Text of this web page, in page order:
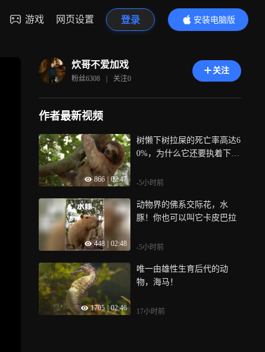
游戏 网页设置 登录
安装电脑版
内容更精彩
炊哥不爱加戏
粉丝6308 | 关注0
关注
作者最新视频
866 02:47
树懒下树拉屎的死亡率高达6
0%，为什么它还要执着下树
-5小时前
448 02:48
动物界的佛系交际花，水
豚！你也可以叫它卡皮巴拉
-5小时前
1705 02:46
唯一由雄性生育后代的动
物，海马！
17小时前